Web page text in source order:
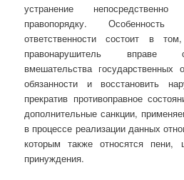
устранение
правопорядку. Особенность
ответственности состоит в
правонарушитель вправе
вмешательства государственных
обязанности и восстановить
прекратив противоправное
дополнительные санкции,
в процессе реализации данных
которым также относятся
принуждения.